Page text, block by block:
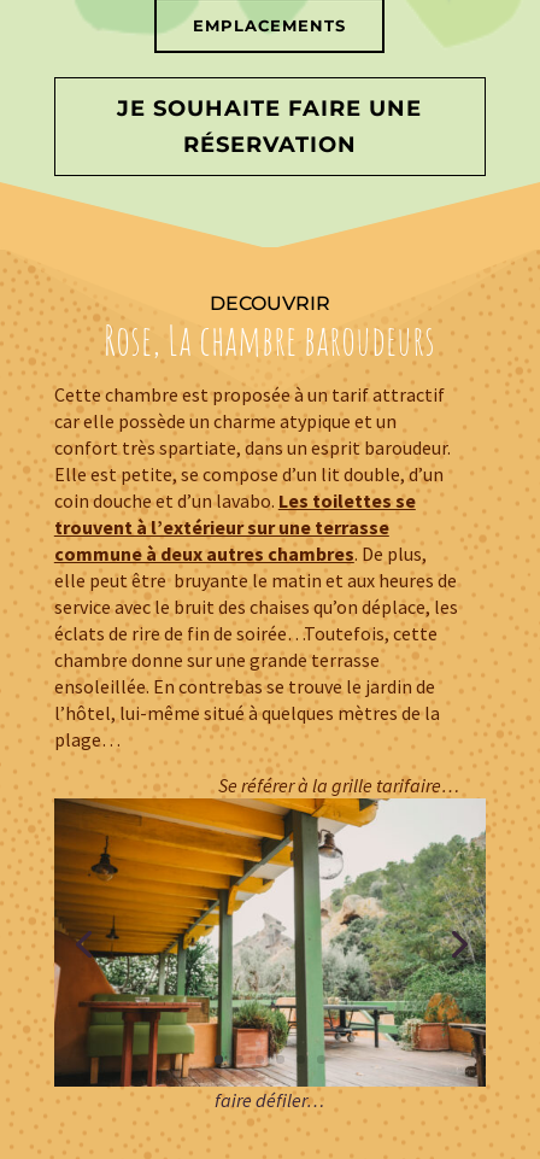
EMPLACEMENTS
JE SOUHAITE FAIRE UNE
RÉSERVATION
DECOUVRIR
Rose, La chambre baroudeurs
Cette chambre est proposée à un tarif attractif
car elle possède un charme atypique et un
confort très spartiate, dans un esprit baroudeur.
Elle est petite, se compose d’un lit double, d’un
coin douche et d’un lavabo. Les toilettes se
trouvent à l’extérieur sur une terrasse
commune à deux autres chambres. De plus,
elle peut être bruyante le matin et aux heures de
service avec le bruit des chaises qu’on déplace, les
éclats de rire de fin de soirée…Toutefois, cette
chambre donne sur une grande terrasse
ensoleillée. En contrebas se trouve le jardin de
l’hôtel, lui-même situé à quelques mètres de la
plage…
Se référer à la grille tarifaire…
faire défiler…